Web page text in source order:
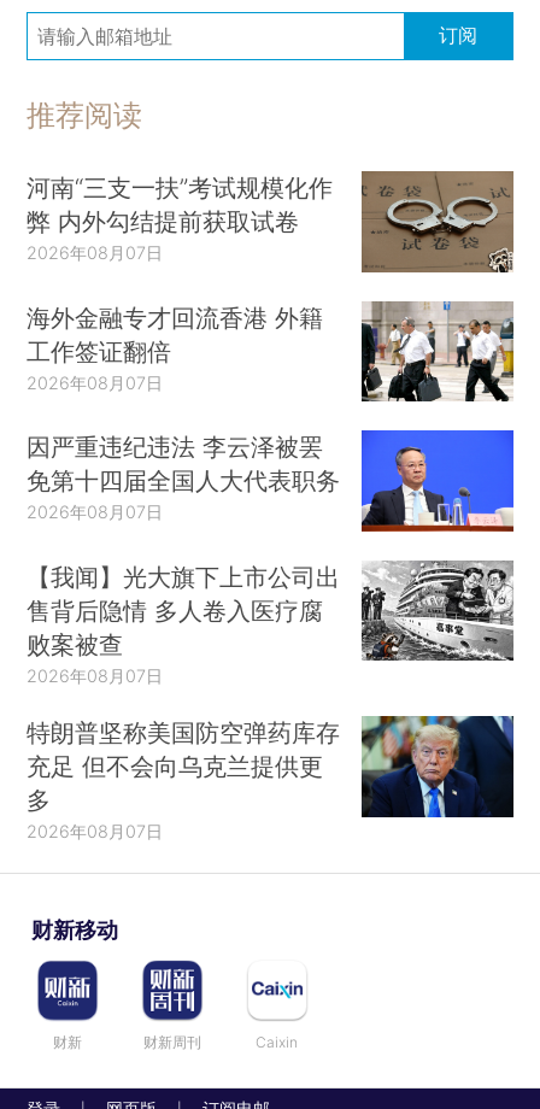
订阅
推荐阅读
河南“三支一扶”考试规模化作
弊 内外勾结提前获取试卷
2026年08月07日
海外金融专才回流香港 外籍
工作签证翻倍
2026年08月07日
因严重违纪违法 李云泽被罢
免第十四届全国人大代表职务
2026年08月07日
【我闻】光大旗下上市公司出
售背后隐情 多人卷入医疗腐
败案被查
2026年08月07日
特朗普坚称美国防空弹药库存
充足 但不会向乌克兰提供更
多
2026年08月07日
财新移动
财新 财新周刊 Caixin